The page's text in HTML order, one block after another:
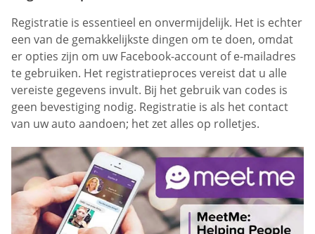
Registratie is essentieel en onvermijdelijk. Het is echter
een van de gemakkelijkste dingen om te doen, omdat
er opties zijn om uw Facebook-account of e-mailadres
te gebruiken. Het registratieproces vereist dat u alle
vereiste gegevens invult. Bij het gebruik van codes is
geen bevestiging nodig. Registratie is als het contact
van uw auto aandoen; het zet alles op rolletjes.